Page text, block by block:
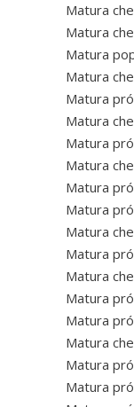
Matura
Matura
Matura
Matura
Matura
Matura
Matura
Matura
Matura
Matura
Matura
Matura
Matura
Matura
Matura
Matura
Matura
Matura